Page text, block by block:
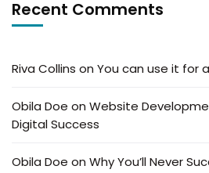
Recent Comments
Riva Collins on You can use it for
Obila Doe on Website
Digital Success
Obila Doe on Why You’ll Never